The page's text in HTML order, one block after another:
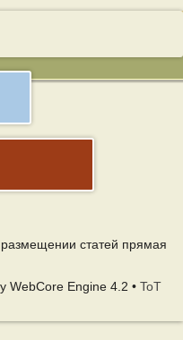
статей прямая
WebCore Engine 4.2 • ToT